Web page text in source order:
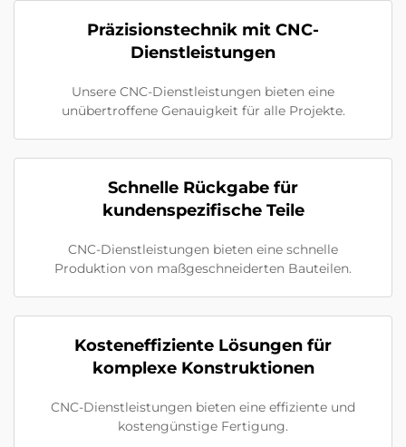
Präzisionstechnik mit CNC-
Dienstleistungen
Unsere CNC-Dienstleistungen bieten eine
unübertroffene Genauigkeit für alle Projekte.
Schnelle Rückgabe für
kundenspezifische Teile
CNC-Dienstleistungen bieten eine schnelle
Produktion von maßgeschneiderten Bauteilen.
Kosteneffiziente Lösungen für
komplexe Konstruktionen
CNC-Dienstleistungen bieten eine effiziente und
kostengünstige Fertigung.